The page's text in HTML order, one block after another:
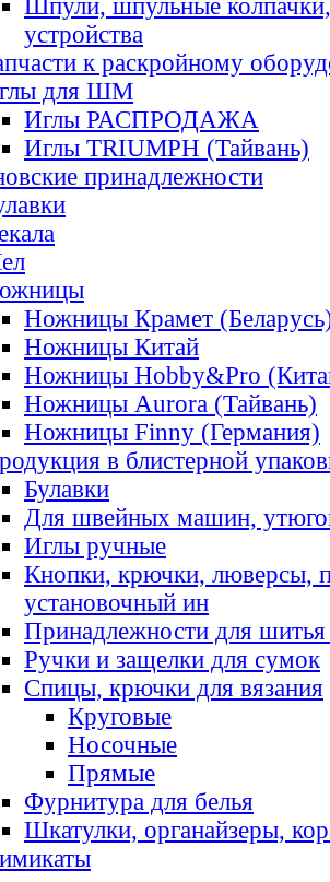
Шпули, шпульные
устройства
к раскройному
для ШМ
Иглы РАСПРОДАЖА
Иглы TRIUMPH (Тайвань)
принадлежности
Ножницы Крамет
Ножницы Китай
Ножницы Hobby&Pro
Ножницы Aurora (Тайвань)
Ножницы Finny (Германия)
в блистерной
Булавки
Для швейных машин,
Иглы ручные
Кнопки, крючки, люверсы,
установочный ин
Принадлежности для шитья
Ручки и защелки для сумок
Спицы, крючки для вязания
Круговые
Носочные
Прямые
Фурнитура для белья
Шкатулки, органайзеры,